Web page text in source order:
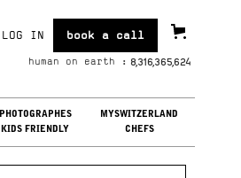
LOG IN book a call
human on earth : 8,316,365,627
PHOTOGRAPHES
MYSWITZERLAND
KIDS FRIENDLY CHEFS